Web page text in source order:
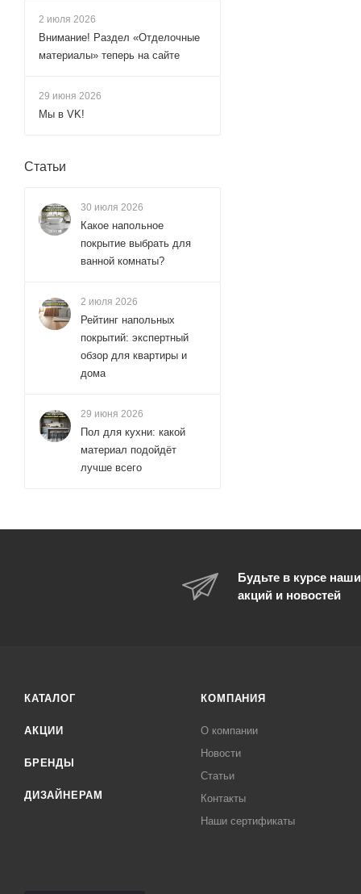
2 июля 2026
Внимание! Раздел «Отделочные
материалы» теперь на сайте
29 июня 2026
Мы в VK!
Статьи
30 июля 2026
Какое напольное
покрытие выбрать для
ванной комнаты?
2 июля 2026
Рейтинг напольных
покрытий: экспертный
обзор для квартиры и
дома
29 июня 2026
Пол для кухни: какой
материал подойдёт
лучше всего
Будьте в курсе
акций и новостей
КАТАЛОГ
АКЦИИ
БРЕНДЫ
ДИЗАЙНЕРАМ
КОМПАНИЯ
О компании
Новости
Статьи
Контакты
Наши сертификаты